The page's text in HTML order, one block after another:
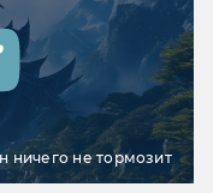
ничего не тормозит